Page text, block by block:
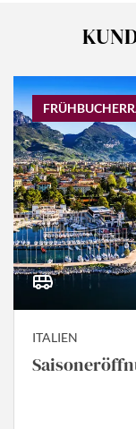
ITALIEN